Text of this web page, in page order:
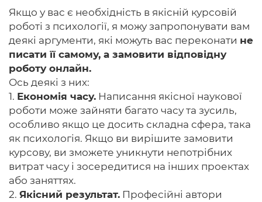
Якщо у вас є необхідність в якісній курсовій
роботі з психології, я можу запропонувати вам
деякі аргументи, які можуть вас переконати не
писати її самому, а замовити відповідну
роботу онлайн.
Ось деякі з них:
1. Економія часу. Написання якісної наукової
роботи може зайняти багато часу та зусиль,
особливо якщо це досить складна сфера, така
як психологія. Якщо ви вирішите замовити
курсову, ви зможете уникнути непотрібних
витрат часу і зосередитися на інших проектах
або заняттях.
2. Якісний результат. Професійні автори